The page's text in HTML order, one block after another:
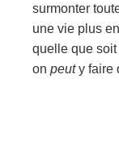
surmonter
une vie plus
quelle que
on peuty faire